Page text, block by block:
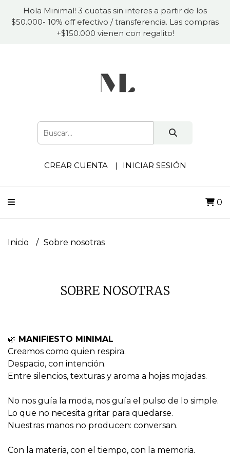
Hola Minimal! 3 cuotas sin interes a partir de los
$50.000- 10% off efectivo / transferencia. Las compras
+$150.000 vienen con regalito!
CREAR CUENTA INICIAR SESIÓN
0
Inicio Sobre nosotras
SOBRE NOSOTRAS
🌿 MANIFIESTO MINIMAL
Creamos como quien respira.
Despacio, con intención.
Entre silencios, texturas y aroma a hojas mojadas.
No nos guía la moda, nos guía el pulso de lo simple.
Lo que no necesita gritar para quedarse.
Nuestras manos no producen: conversan.
Con la materia, con el tiempo, con la memoria.